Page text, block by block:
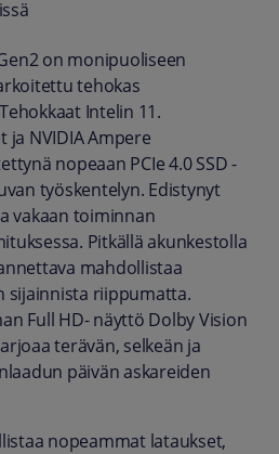
on monipuoliseen
tehokas
Intelin 11.
NVIDIA Ampere
nopeaan PCIe 4.0 SSD -
työskentelyn. Edistynyt
vakaan toiminnan
Pitkällä akunkestolla
mahdollistaa
sijainnista riippumatta.
Full HD- näyttö Dolby Vision
terävän, selkeän ja
päivän askareiden
nopeammat lataukset,